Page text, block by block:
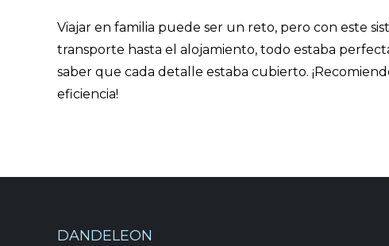
Viajar en familia puede ser un reto, pero con este
transporte hasta el alojamiento, todo estaba
saber que cada detalle estaba cubierto.
eficiencia!
DANDELEON